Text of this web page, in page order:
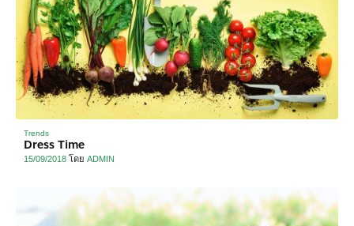
Trends
Dress Time
15/09/2018 โดย ADMIN